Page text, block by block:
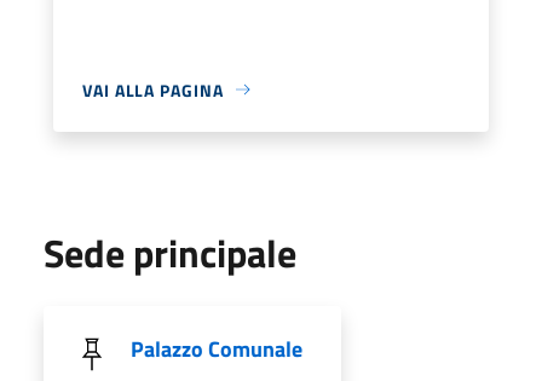
VAI ALLA PAGINA
Sede principale
Palazzo Comunale